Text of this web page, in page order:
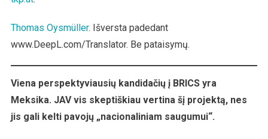
„nacionalinio
Saugumo“
Thomas Oysmüller. Išversta padedant
www.DeepL.com/Translator. Be pataisymų.
Viena perspektyviausių kandidačių į BRICS yra
Meksika. JAV vis skeptiškiau vertina šį projektą, nes
jis gali kelti pavojų „nacionaliniam saugumui“.